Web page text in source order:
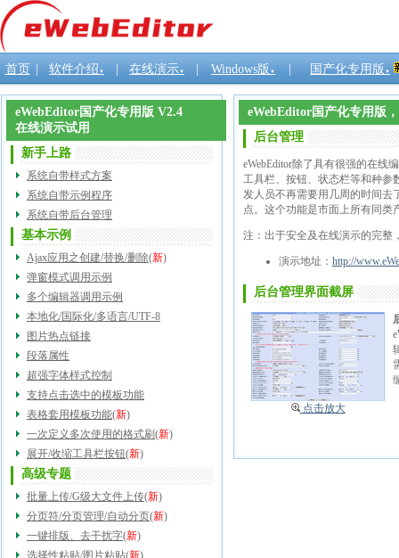
首页 软件介绍 ▼ 在线演示▼ Windows版 ▼ 国产化专用版 ▼
eWebEditor国产化专用版 V2.4
在线演示试用
新手上路
系统自带样式方案
系统自带示例程序
系统自带后台管理
基本示例
Ajax应用之创建/替换/删除(新)
弹窗模式调用示例
多个编辑器调用示例
本地化/国际化/多语言/UTF-8
图片热点链接
段落属性
超强字体样式控制
支持点击选中的模板功能
表格套用模板功能(新)
一次定义多次使用的格式刷(新)
展开/收缩工具栏按钮(新)
高级专题
批量上传/G级大文件上传(新)
分页符/分页管理/自动分页(新)
一键排版、去干扰字(新)
选择性粘贴/图片粘贴(新)
eWebEditor国产化专用版
后台管理
eWebEditor除了具有很强的在线
工具栏、按钮、状态栏等和种参
发人员不再需要用几周的时间去
点。这个功能是市面上所有同类
注：出于安全及在线演示的完整
演示地址： http://
后台管理界面截屏
点击放大